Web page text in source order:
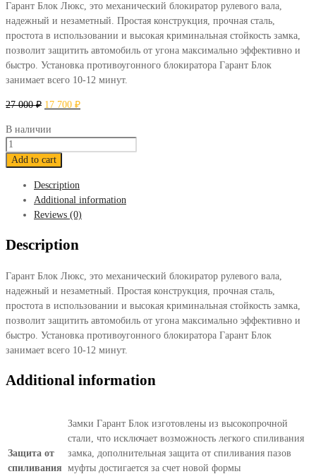
Гарант Блок Люкс, это механический блокиратор рулевого вала,
надежный и незаметный. Простая конструкция, прочная сталь,
простота в использовании и высокая криминальная стойкость замка,
позволит защитить автомобиль от угона максимально эффективно и
быстро. Установка противоугонного блокиратора Гарант Блок
занимает всего 10-12 минут.
27 000₽ 17 700 ₽
В наличии
Блокиратор
Гарант
Люкс
Skoda
2013-
quantity
Add to cart
Description
Additional information
Reviews (0)
Description
Гарант Блок Люкс, это механический блокиратор рулевого вала,
надежный и незаметный. Простая конструкция, прочная сталь,
простота в использовании и высокая криминальная стойкость замка,
позволит защитить автомобиль от угона максимально эффективно и
быстро. Установка противоугонного блокиратора Гарант Блок
занимает всего 10-12 минут.
Additional information
Защита от
спиливания
Замки Гарант Блок изготовлены из высокопрочной
стали, что исключает возможность легкого спиливания
замка, дополнительная защита от спиливания пазов
муфты достигается за счет новой формы